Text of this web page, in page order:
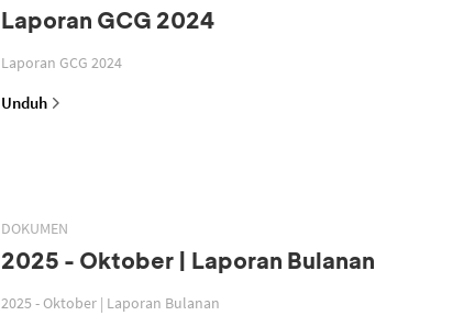
Laporan GCG 2024
Laporan GCG 2024
Unduh
DOKUMEN
2025 - Oktober | Laporan Bulanan
2025 - Oktober | Laporan Bulanan